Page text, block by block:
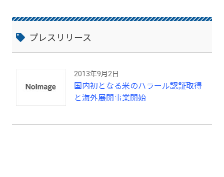
プレスリリース
2013年9月2日
国内初となる米のハラール認証取得
と海外展開事業開始